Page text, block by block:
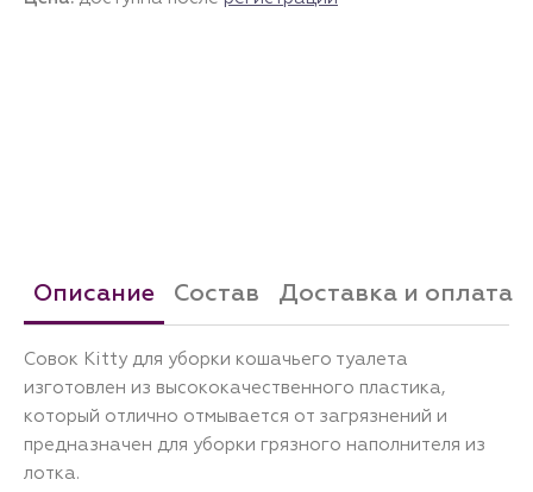
Описание Состав Доставка и оплата
Совок Kitty для уборки кошачьего туалета
изготовлен из высококачественного пластика,
который отлично отмывается от загрязнений и
предназначен для уборки грязного наполнителя из
лотка.